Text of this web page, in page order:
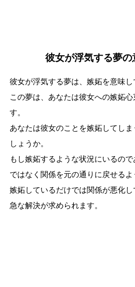
彼女が浮気する夢の
彼女が浮気する夢は、嫉妬を意味し
この夢は、あなたは彼女への嫉妬
す。
あなたは彼女のことを嫉妬してし
しょうか。
もし嫉妬するような状況にいるの
ではなく関係を元の通りに戻せるよ
嫉妬しているだけでは関係が悪化
急な解決が求められます。